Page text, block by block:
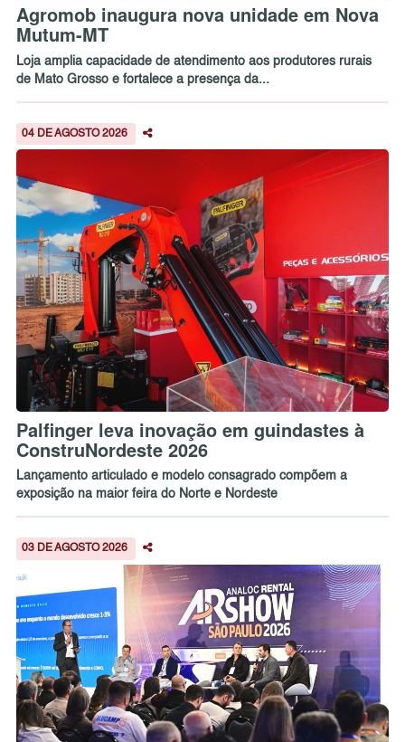
Agromob inaugura nova unidade em Nova
Mutum-MT
Loja amplia capacidade de atendimento aos produtores rurais
de Mato Grosso e fortalece a presença da...
04 DE AGOSTO 2026
Palfinger leva inovação em guindastes à
ConstruNordeste 2026
Lançamento articulado e modelo consagrado compõem a
exposição na maior feira do Norte e Nordeste
03 DE AGOSTO 2026